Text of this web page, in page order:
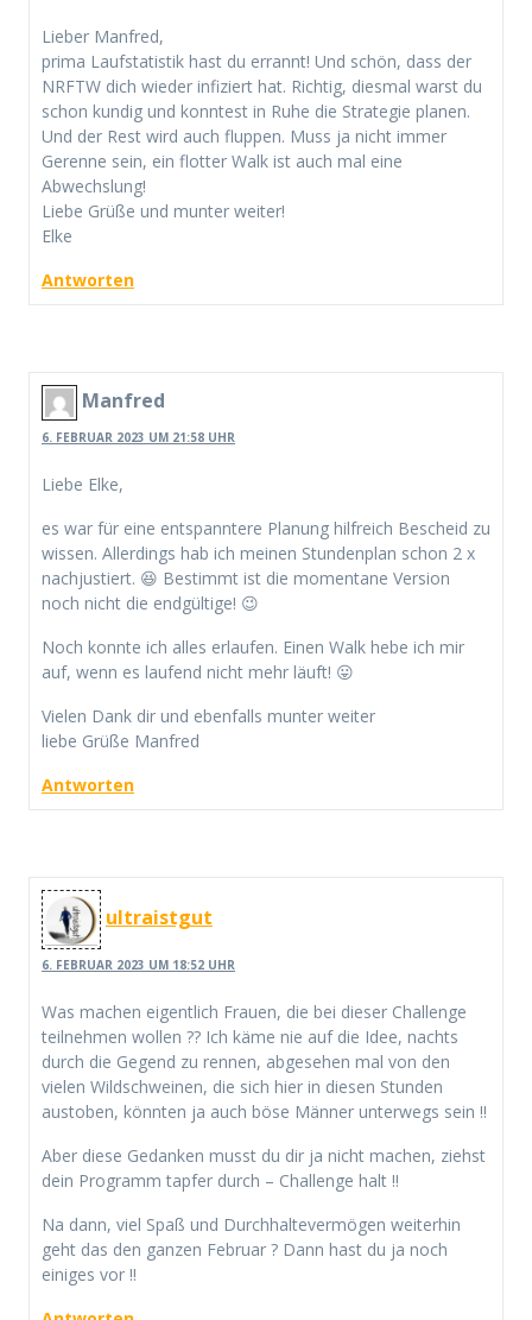
Lieber Manfred,
prima Laufstatistik hast du errannt! Und schön, dass der
NRFTW dich wieder infiziert hat. Richtig, diesmal warst du
schon kundig und konntest in Ruhe die Strategie planen.
Und der Rest wird auch fluppen. Muss ja nicht immer
Gerenne sein, ein flotter Walk ist auch mal eine
Abwechslung!
Liebe Grüße und munter weiter!
Elke
Antworten
Manfred
6. FEBRUAR 2023 UM 21:58 UHR
Liebe Elke,
es war für eine entspanntere Planung hilfreich Bescheid zu
wissen. Allerdings hab ich meinen Stundenplan schon 2 x
nachjustiert. 😆 Bestimmt ist die momentane Version
noch nicht die endgültige! 😉
Noch konnte ich alles erlaufen. Einen Walk hebe ich mir
auf, wenn es laufend nicht mehr läuft! 😛
Vielen Dank dir und ebenfalls munter weiter
liebe Grüße Manfred
Antworten
ultraistgut
6. FEBRUAR 2023 UM 18:52 UHR
Was machen eigentlich Frauen, die bei dieser Challenge
teilnehmen wollen ?? Ich käme nie auf die Idee, nachts
durch die Gegend zu rennen, abgesehen mal von den
vielen Wildschweinen, die sich hier in diesen Stunden
austoben, könnten ja auch böse Männer unterwegs sein !!
Aber diese Gedanken musst du dir ja nicht machen, ziehst
dein Programm tapfer durch – Challenge halt !!
Na dann, viel Spaß und Durchhaltevermögen weiterhin
geht das den ganzen Februar ? Dann hast du ja noch
einiges vor !!